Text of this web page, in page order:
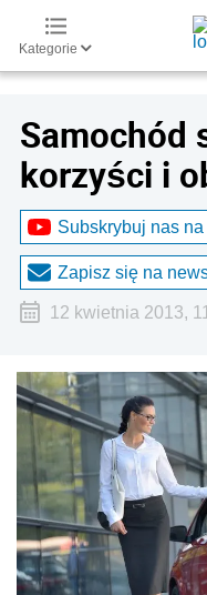
Kategorie
Samochód
korzyści i
Subskrybuj nas
Zapisz się na
12 kwietnia 2013,